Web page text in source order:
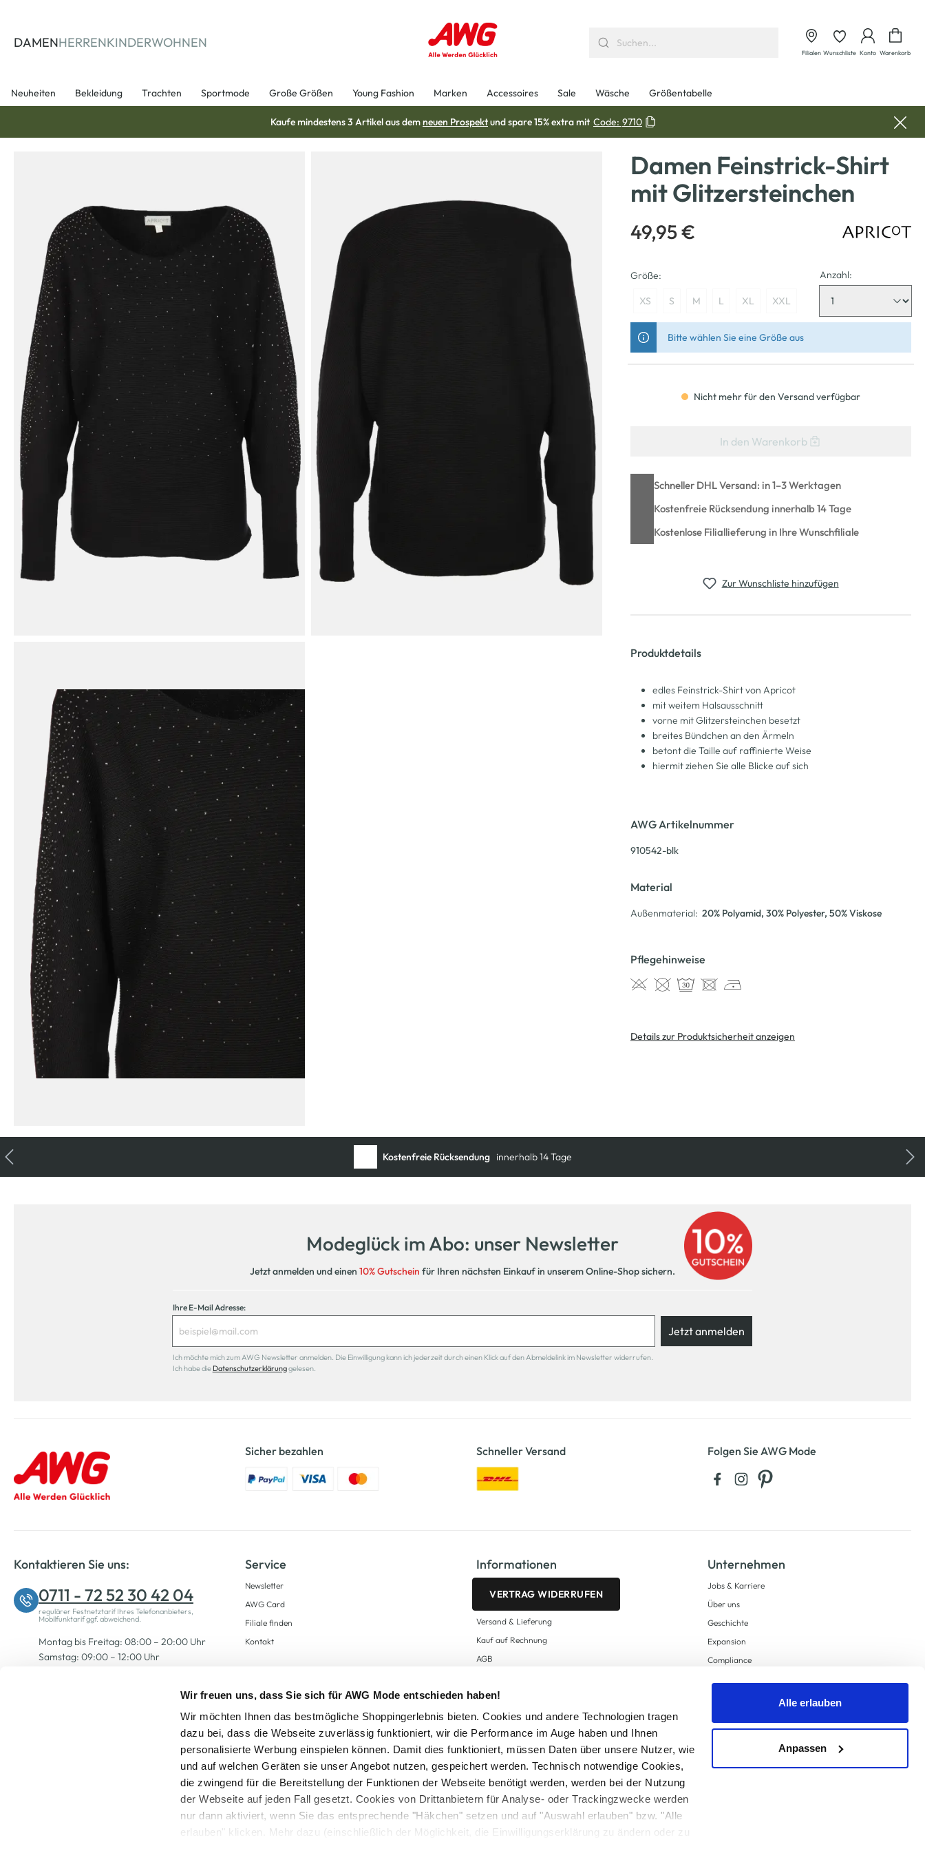
Wir freuen uns, dass Sie sich für AWG Mode entschieden haben!
Wir möchten Ihnen das bestmögliche Shoppingerlebnis bieten. Cookies und andere Technologien tragen
dazu bei, dass die Webseite zuverlässig funktioniert, wir die Performance im Auge haben und Ihnen
personalisierte Werbung einspielen können. Damit dies funktioniert, müssen Daten über unsere Nutzer, wie
und auf welchen Geräten sie unser Angebot nutzen, gespeichert werden. Technisch notwendige Cookies,
die zwingend für die Bereitstellung der Funktionen der Webseite benötigt werden, werden bei der Nutzung
der Webseite auf jeden Fall gesetzt. Cookies von Drittanbietern für Analyse- oder Trackingzwecke werden
nur dann aktiviert, wenn Sie das entsprechende "Häkchen" setzen und auf "Auswahl erlauben" bzw. "Alle
erlauben" klicken. Mehr dazu (einschließlich der Möglichkeit, die Einwilligungserklärung zu ändern oder zu
Alle erlauben
Anpassen
DAMENHERRENKINDERWOHNEN
Filialen Wunschliste Konto Warenkorb
Neuheiten Bekleidung Trachten Sportmode Große Größen Young Fashion Marken Accessoires Sale Wäsche Größentabelle
Kaufe mindestens 3 Artikel aus demneuen Prospektund spare 15% extra mit Code: 9710
Damen Feinstrick-Shirt
mit Glitzersteinchen
49,95 €
Größe:
XS S M L XL XXL
Anzahl:
Bitte wählen Sie eine Größe aus
Nicht mehr für den Versand verfügbar
In den Warenkorb
Schneller DHL Versand: in 1–3 Werktagen
Kostenfreie Rücksendung innerhalb 14 Tage
Kostenlose Filiallieferung in Ihre Wunschfiliale
Zur Wunschliste hinzufügen
Produktdetails
edles Feinstrick-Shirt von Apricot
mit weitem Halsausschnitt
vorne mit Glitzersteinchen besetzt
breites Bündchen an den Ärmeln
betont die Taille auf raffinierte Weise
hiermit ziehen Sie alle Blicke auf sich
AWG Artikelnummer
910542-blk
Material
Außenmaterial: 20% Polyamid, 30% Polyester, 50% Viskose
Pflegehinweise
Details zur Produktsicherheit anzeigen
Kostenfreie Rücksendung innerhalb 14 Tage
Modeglück im Abo: unser Newsletter
Jetzt anmelden und einen 10% Gutschein für Ihren nächsten Einkauf in unserem Online-Shop sichern.
Ihre E-Mail Adresse:
Jetzt anmelden
Ich möchte mich zum AWG Newsletter anmelden. Die Einwilligung kann ich jederzeit durch einen Klick auf den Abmeldelink im Newsletter widerrufen.
Ich habe die Datenschutzerklärunggelesen.
Sicher bezahlen Schneller Versand Folgen Sie AWG Mode
Kontaktieren Sie uns:
0711 - 72 52 30 42 04
regulärer Festnetztarif Ihres Telefonanbieters,
Mobilfunktarif ggf. abweichend.
Montag bis Freitag: 08:00 – 20:00 Uhr
Samstag: 09:00 – 12:00 Uhr
Service
Newsletter
AWG Card
Filiale finden
Kontakt
Informationen
VERTRAG WIDERRUFEN
Versand & Lieferung
Kauf auf Rechnung
AGB
Zahlungsarten
Datenschutz
AWG CARD Teilnahmebedingungen
Unternehmen
Jobs & Karriere
Über uns
Geschichte
Expansion
Compliance
Supply Chain Due Diligence
Alle Preise inkl. gesetzl. Mehrwertsteuer zzgl.